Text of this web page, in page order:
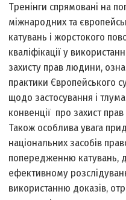
Тренінги спрямовані на
міжнародних та
катувань і жорстокого
кваліфікації у
захисту прав людини,
практики Європейського
щодо застосування і
конвенції про захист
Також особлива увага
національних засобів
попередженню катувань,
ефективному
використанню доказів,